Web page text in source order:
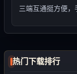
三端互通挺方便，
热门下载排行